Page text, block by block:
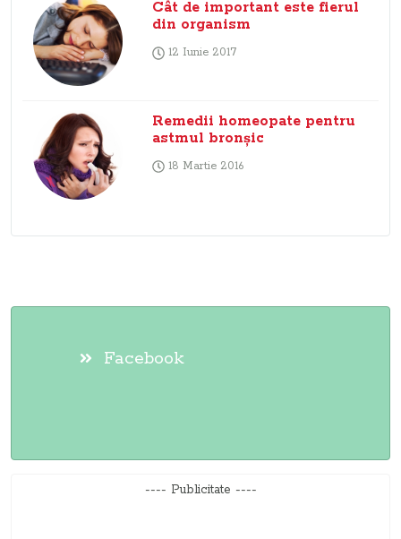
Cât de important este fierul
din organism
12 Iunie 2017
Remedii homeopate pentru
astmul bronşic
18 Martie 2016
Facebook
---- Publicitate ----